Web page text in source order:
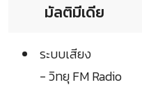
มัลติมีเดีย
ระบบเสียง
- วิทยุ FM Radio